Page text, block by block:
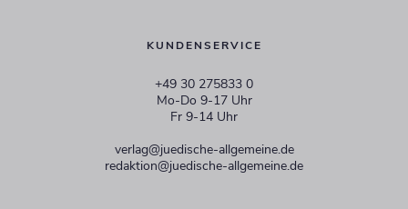
KUNDENSERVICE
+49 30 275833 0
Mo-Do 9-17 Uhr
Fr 9-14 Uhr
verlag@juedische-allgemeine.de
redaktion@juedische-allgemeine.de